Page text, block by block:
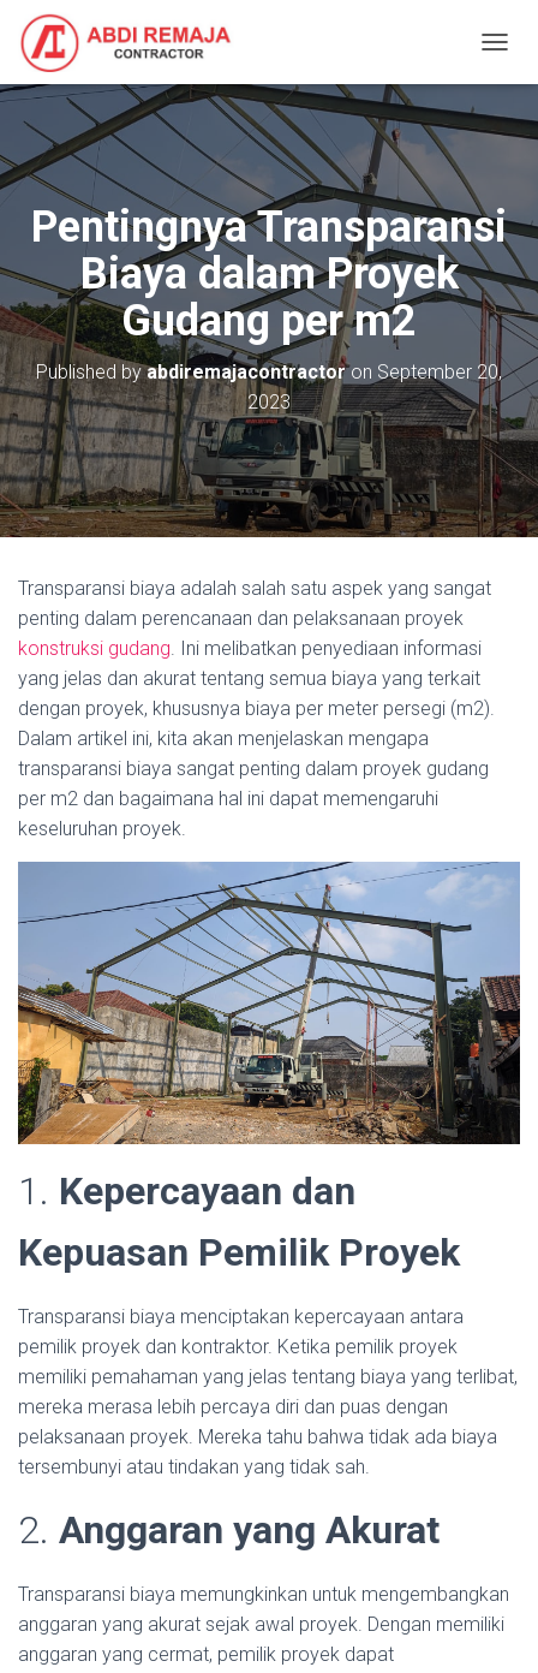
O
G
A
V
G
A
O
N
Pentingnya Transparansi
Biaya dalam Proyek
Gudang per m2
Published byabdiremajacontractoron September 20,
2023
Transparansi biaya adalah salah satu aspek yang sangat
penting dalam perencanaan dan pelaksanaan proyek
konstruksi gudang. Ini melibatkan penyediaan informasi
yang jelas dan akurat tentang semua biaya yang terkait
dengan proyek, khususnya biaya per meter persegi (m2).
Dalam artikel ini, kita akan menjelaskan mengapa
transparansi biaya sangat penting dalam proyek gudang
per m2 dan bagaimana hal ini dapat memengaruhi
keseluruhan proyek.
1. Kepercayaan dan
Kepuasan Pemilik Proyek
Transparansi biaya menciptakan kepercayaan antara
pemilik proyek dan kontraktor. Ketika pemilik proyek
memiliki pemahaman yang jelas tentang biaya yang terlibat,
mereka merasa lebih percaya diri dan puas dengan
pelaksanaan proyek. Mereka tahu bahwa tidak ada biaya
tersembunyi atau tindakan yang tidak sah.
2. Anggaran yang Akurat
Transparansi biaya memungkinkan untuk mengembangkan
anggaran yang akurat sejak awal proyek. Dengan memiliki
anggaran yang cermat, pemilik proyek dapat